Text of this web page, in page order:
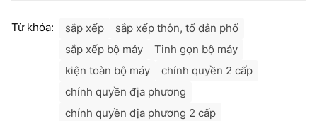
Từ khóa: sắp xếp
sắp xếp thôn, tổ dân phố
sắp xếp bộ máy
Tinh gọn bộ máy
kiện toàn bộ máy
chính quyền 2 cấp
chính quyền địa phương
chính quyền địa phương 2 cấp